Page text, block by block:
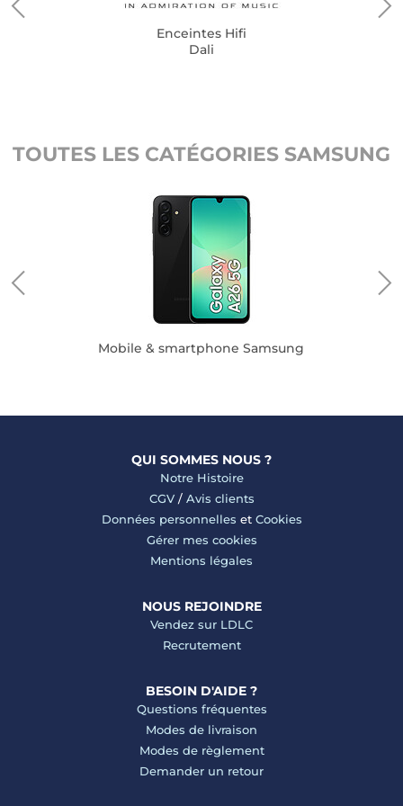
Enceintes Hifi
Dali
TOUTES LES CATÉGORIES SAMSUNG
Mobile & smartphone Samsung
QUI SOMMES NOUS ?
Notre Histoire
CGV/ Avis clients
Données personnelles et Cookies
Gérer mes cookies
Mentions légales
NOUS REJOINDRE
Vendez sur LDLC
Recrutement
BESOIN D'AIDE ?
Questions fréquentes
Modes de livraison
Modes de règlement
Demander un retour